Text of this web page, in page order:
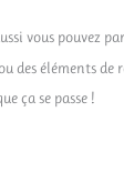
vous pouvez
des éléments de
ça se passe !